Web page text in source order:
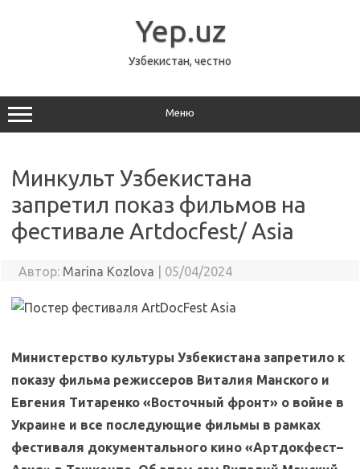
Yep.uz
Узбекистан, честно
Меню
Минкульт Узбекистана
запретил показ фильмов на
фестивале Artdocfest/ Asia
Автор: Marina Kozlova 05/04/2024
Министерство культуры Узбекистана запретило к
показу фильма режиссеров Виталия Манского и
Евгения Титаренко «Восточный фронт» о войне в
Украине и все последующие фильмы в рамках
фестиваля документального кино «Артдокфест–